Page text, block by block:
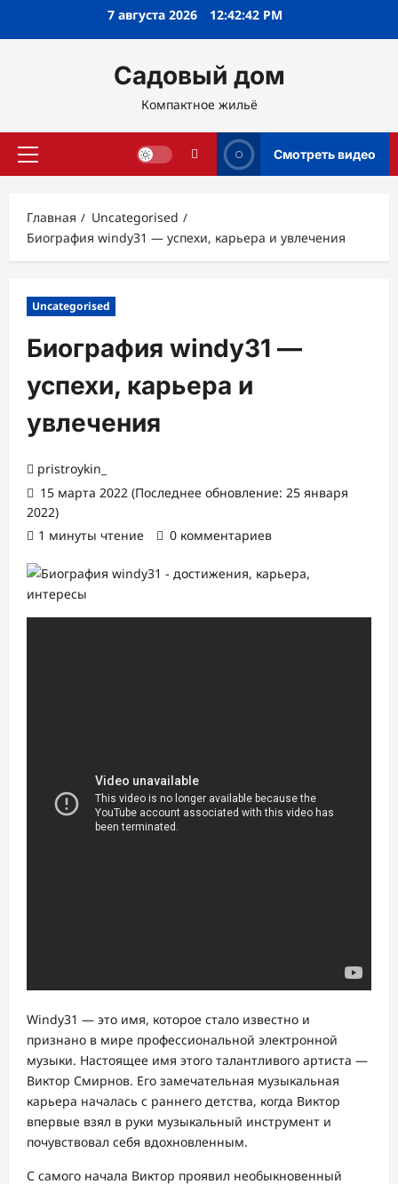
7 августа 2026 12:42:43 PM
Садовый дом
Компактное жильё
Основное
Смотреть видео
Главная
Uncategorised
Биография windy31 — успехи, карьера и увлечения
Uncategorised
Биография windy31 —
успехи, карьера и
увлечения
pristroykin_
15 марта 2022 (Последнее обновление: 25 января
2022)
1 минуты чтение
0 комментариев
Windy31 — это имя, которое стало известно и
признано в мире профессиональной электронной
музыки. Настоящее имя этого талантливого артиста —
Виктор Смирнов. Его замечательная музыкальная
карьера началась с раннего детства, когда Виктор
впервые взял в руки музыкальный инструмент и
почувствовал себя вдохновленным.
С самого начала Виктор проявил необыкновенный